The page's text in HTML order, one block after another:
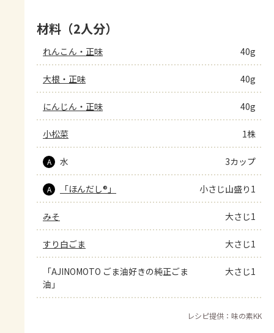
材料（2人分）
れんこん・正味 40g
大根・正味 40g
にんじん・正味 40g
小松菜 1株
A 水 3カップ
A 「ほんだし®」 小さじ山盛り1
みそ 大さじ1
すり白ごま 大さじ1
「AJINOMOTO ごま油好きの純正ごま
油」
大さじ1
レシピ提供：味の素KK